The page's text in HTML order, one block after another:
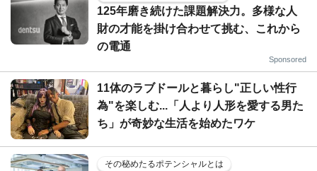
125年磨き続けた課題解決力。多様な人
財の才能を掛け合わせて挑む、これから
の電通
Sponsored
11体のラブドールと暮らし"正しい性行
為"を楽しむ...「人より人形を愛する男た
ち」が奇妙な生活を始めたワケ
その秘めたるポテンシャルとは